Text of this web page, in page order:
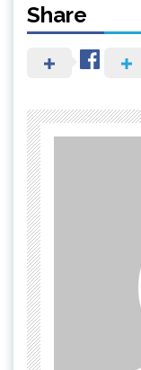
Share